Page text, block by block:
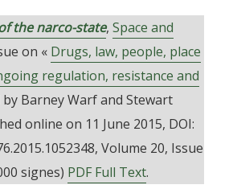
the narco-state, Space and
on « Drugs, law, people, place
regulation, resistance and
by Barney Warf and Stewart
online on 11 June 2015, DOI:
Volume 20, Issue
signes) PDF Full Text.